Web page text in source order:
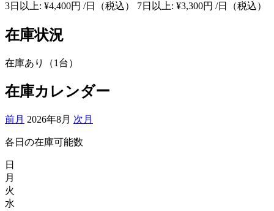
3日以上: ¥4,400円 /日（税込）
7日以上: ¥3,300円 /日（税込）
在庫状況
在庫あり（1台）
在庫カレンダー
前月 2026年8月 次月
各日の在庫可能数
日
月
火
水